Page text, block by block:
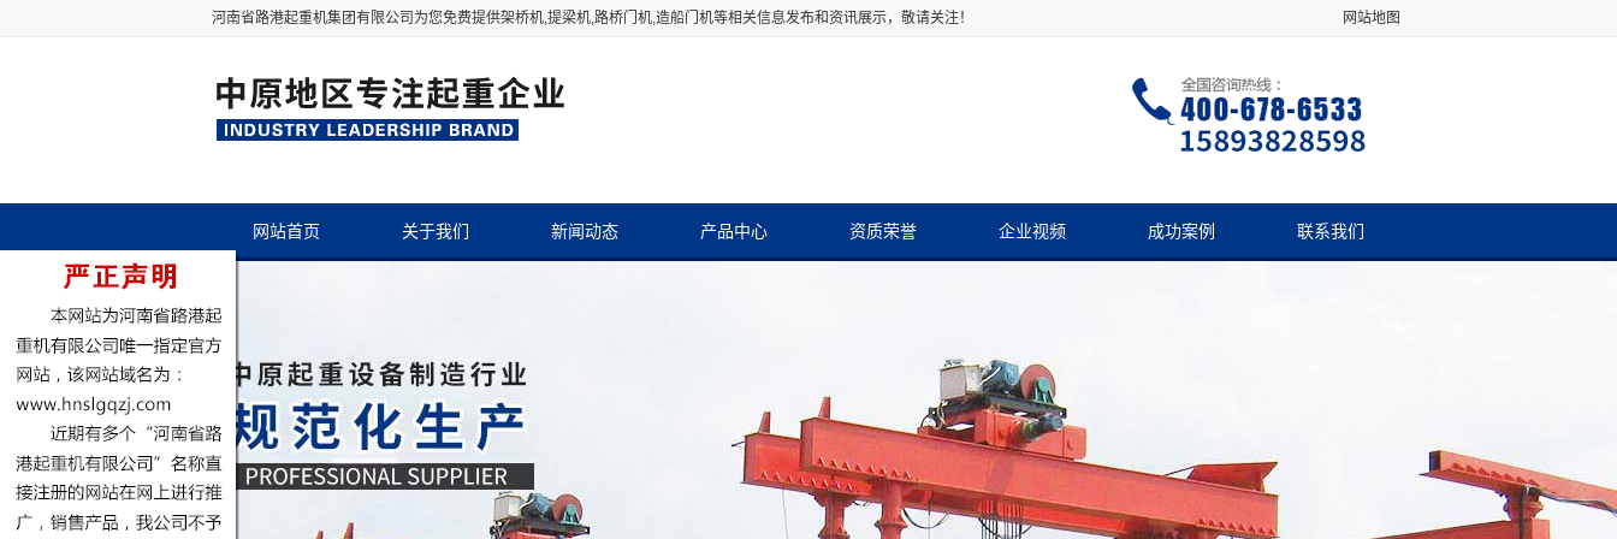
河南省路港起重机集团有限公司为您免费提供架桥机,提梁机,路桥门机,造船门机等相关信息发布和资讯展示，敬请关注！ 网站地图
网站首页 关于我们 新闻动态 产品中心 资质荣誉 企业视频 成功案例 联系我们